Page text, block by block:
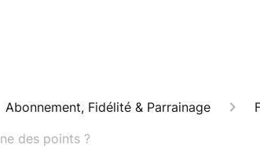
Abonnement, Fidélité & Parrainage
des points ?